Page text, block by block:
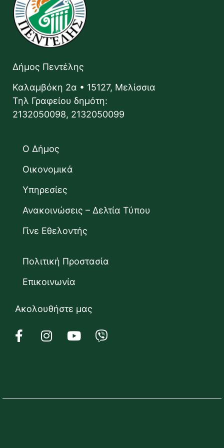
Δήμος Πεντέλης
Καλαμβόκη 2α • 15127, Μελίσσια
Τηλ Γραφείου δημότη:
2132050098, 2132050099
Ο Δήμος
Οικονομικά
Υπηρεσίες
Ανακοινώσεις – Δελτία Τύπου
Γίνε Εθελοντής
Πολιτική Προστασία
Επικοινωνία
Ακολουθήστε μας